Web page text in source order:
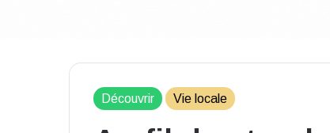
Découvrir Vie locale